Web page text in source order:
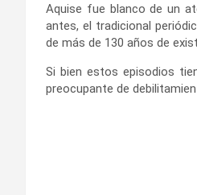
Aquise fue blanco de un
antes, el tradicional
de más de 130 años de
Si bien estos episodios
preocupante de